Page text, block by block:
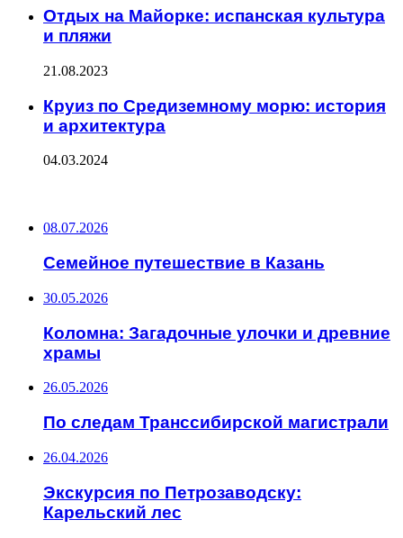
Отдых на Майорке: испанская культура
и пляжи
21.08.2023
Круиз по Средиземному морю: история
и архитектура
04.03.2024
08.07.2026
Семейное путешествие в Казань
30.05.2026
Коломна: Загадочные улочки и древние
храмы
26.05.2026
По следам Транссибирской магистрали
26.04.2026
Экскурсия по Петрозаводску:
Карельский лес